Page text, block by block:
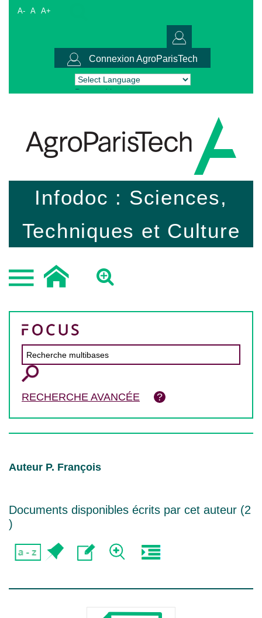
A- A A+
Connexion AgroParisTech
Powered by Translate
Infodoc : Sciences,
Techniques et Culture
RECHERCHE AVANCÉE
Auteur P. François
Documents disponibles écrits par cet auteur (2
)